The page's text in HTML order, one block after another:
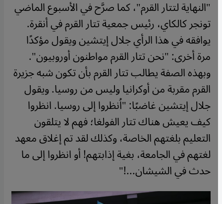
"النهاية لتتار القرم"، كما صرَّح في الأسبوع الماضي
تونجر كالكاي، رئيس جمعية تتار القرم في أنقرة.
يوافقه في هذا الرأي جلال إيتشين ويقول مؤكدًا
مرة أخرى: "نحن تتار القرم مواطنون أوروبيون".
وبهذه الصفة يطالب تتار القرم بأن تكون شبه جزيرة
القرم مقربة من أوكرانيا وليس من روسيا. ويقول
جلال إيتشين غاضبًا: "اُنظروا إلى روسيا. انظروا
كيف يعيش هناك تتار الفولغا؛ فهم لا يتلقون
التعليم بلغتهم الخاصة، وكذلك لقد تم إغلاق معهد
لغتهم في الجامعة، بغية إذابتهم! أو انظروا إلى ما
حدث في الشيشان...!"